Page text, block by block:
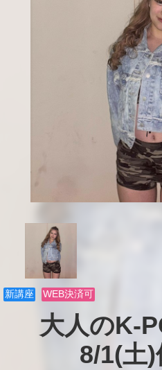
新講座 WEB決済可
大人のK-
8/1(土